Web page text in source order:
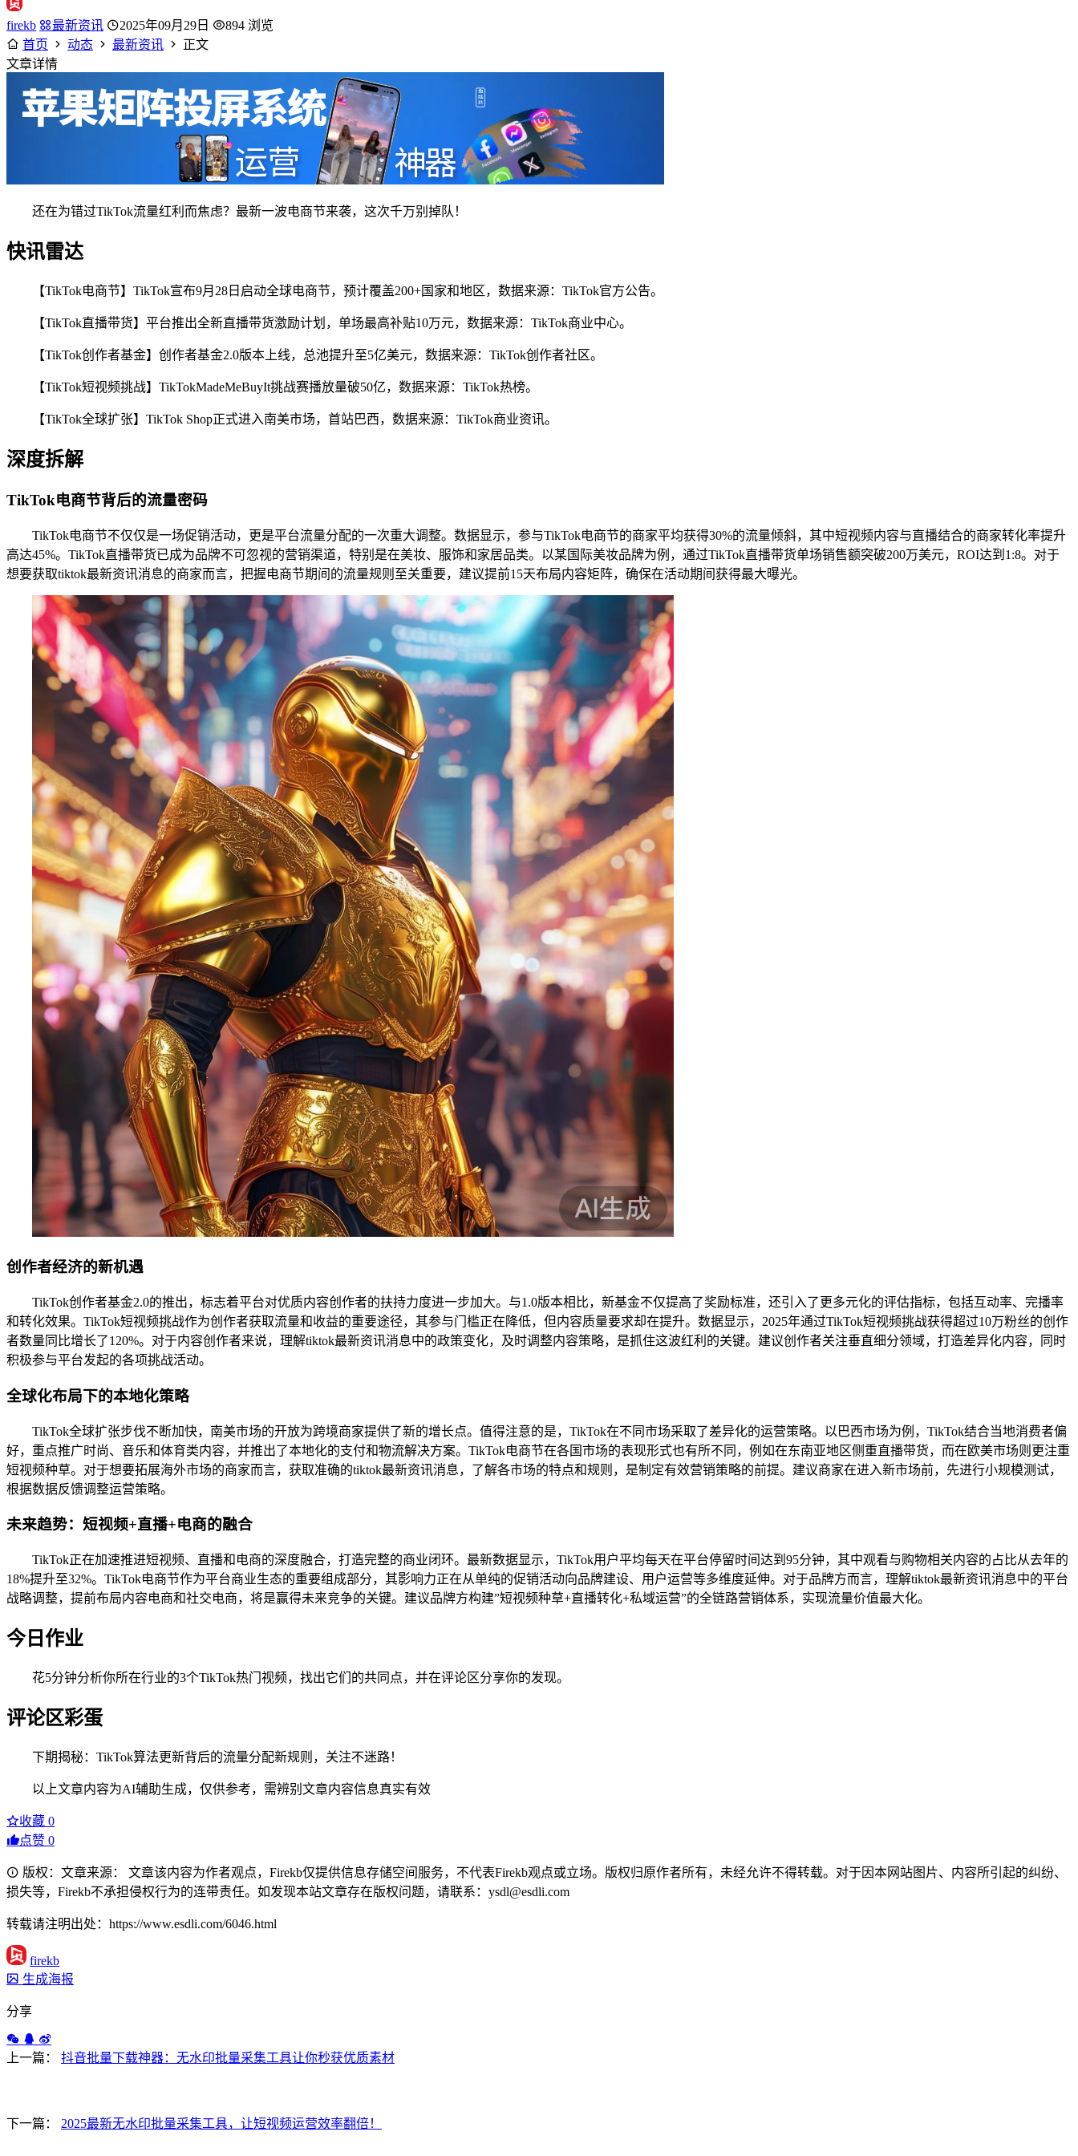
firekb 最新资讯 2025年09月29日
894 浏览
首页
动态 最新资讯
正文
文章详情
还在为错过TikTok流量红利而焦虑？最新一波电商节来袭，这次千万别掉队！
快讯雷达
【TikTok电商节】TikTok宣布9月28日启动全球电商节，预计覆盖200+国家和地区，数据来源：TikTok官方公告。
【TikTok直播带货】平台推出全新直播带货激励计划，单场最高补贴10万元，数据来源：TikTok商业中心。
【TikTok创作者基金】创作者基金2.0版本上线，总池提升至5亿美元，数据来源：TikTok创作者社区。
【TikTok短视频挑战】TikTokMadeMeBuyIt挑战赛播放量破50亿，数据来源：TikTok热榜。
【TikTok全球扩张】TikTok Shop正式进入南美市场，首站巴西，数据来源：TikTok商业资讯。
深度拆解
TikTok电商节背后的流量密码
TikTok电商节不仅仅是一场促销活动，更是平台流量分配的一次重大调整。数据显示，参与TikTok电商节的商家平均获得30%的流量倾斜，其中短视频内容与直播结合的商家转化率提升
高达45%。TikTok直播带货已成为品牌不可忽视的营销渠道，特别是在美妆、服饰和家居品类。以某国际美妆品牌为例，通过TikTok直播带货单场销售额突破200万美元，ROI达到1:8。对于
想要获取tiktok最新资讯消息的商家而言，把握电商节期间的流量规则至关重要，建议提前15天布局内容矩阵，确保在活动期间获得最大曝光。
创作者经济的新机遇
TikTok创作者基金2.0的推出，标志着平台对优质内容创作者的扶持力度进一步加大。与1.0版本相比，新基金不仅提高了奖励标准，还引入了更多元化的评估指标，包括互动率、完播率
和转化效果。TikTok短视频挑战作为创作者获取流量和收益的重要途径，其参与门槛正在降低，但内容质量要求却在提升。数据显示，2025年通过TikTok短视频挑战获得超过10万粉丝的创作
者数量同比增长了120%。对于内容创作者来说，理解tiktok最新资讯消息中的政策变化，及时调整内容策略，是抓住这波红利的关键。建议创作者关注垂直细分领域，打造差异化内容，同时
积极参与平台发起的各项挑战活动。
全球化布局下的本地化策略
TikTok全球扩张步伐不断加快，南美市场的开放为跨境商家提供了新的增长点。值得注意的是，TikTok在不同市场采取了差异化的运营策略。以巴西市场为例，TikTok结合当地消费者偏
好，重点推广时尚、音乐和体育类内容，并推出了本地化的支付和物流解决方案。TikTok电商节在各国市场的表现形式也有所不同，例如在东南亚地区侧重直播带货，而在欧美市场则更注重
短视频种草。对于想要拓展海外市场的商家而言，获取准确的tiktok最新资讯消息，了解各市场的特点和规则，是制定有效营销策略的前提。建议商家在进入新市场前，先进行小规模测试，
根据数据反馈调整运营策略。
未来趋势：短视频+直播+电商的融合
TikTok正在加速推进短视频、直播和电商的深度融合，打造完整的商业闭环。最新数据显示，TikTok用户平均每天在平台停留时间达到95分钟，其中观看与购物相关内容的占比从去年的
18%提升至32%。TikTok电商节作为平台商业生态的重要组成部分，其影响力正在从单纯的促销活动向品牌建设、用户运营等多维度延伸。对于品牌方而言，理解tiktok最新资讯消息中的平台
战略调整，提前布局内容电商和社交电商，将是赢得未来竞争的关键。建议品牌方构建”短视频种草+直播转化+私域运营”的全链路营销体系，实现流量价值最大化。
今日作业
花5分钟分析你所在行业的3个TikTok热门视频，找出它们的共同点，并在评论区分享你的发现。
评论区彩蛋
下期揭秘：TikTok算法更新背后的流量分配新规则，关注不迷路！
以上文章内容为AI辅助生成，仅供参考，需辨别文章内容信息真实有效
收藏 0
点赞 0
版权：文章来源： 文章该内容为作者观点，Firekb仅提供信息存储空间服务，不代表Firekb观点或立场。版权归原作者所有，未经允许不得转载。对于因本网站图片、内容所引起的纠纷、
损失等，Firekb不承担侵权行为的连带责任。如发现本站文章存在版权问题，请联系：ysdl@esdli.com
转载请注明出处：https://www.esdli.com/6046.html
firekb
生成海报
分享
上一篇： 抖音批量下载神器：无水印批量采集工具让你秒获优质素材
下一篇： 2025最新无水印批量采集工具，让短视频运营效率翻倍！